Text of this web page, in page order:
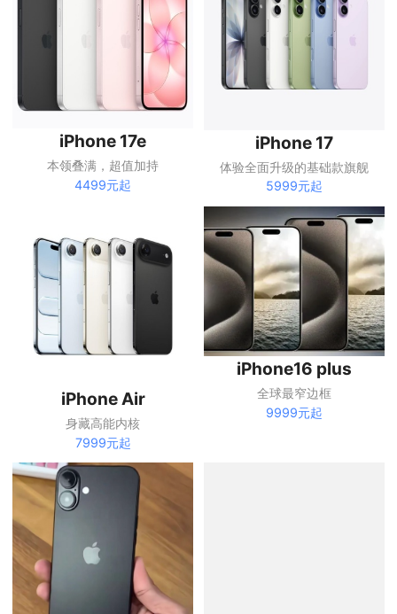
iPhone 17e
本领叠满，超值加持
4499元起
iPhone 17
体验全面升级的基础款旗舰
5999元起
iPhone Air
身藏高能内核
7999元起
iPhone16 plus
全球最窄边框
9999元起